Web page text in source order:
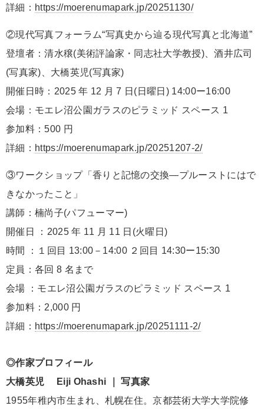
詳細： https://moerenumapark.jp/20251130/
②現代写真フォーラム“写真史から辿る現代写真と北海道”
登壇者：清水穣(美術評論家・同志社大学教授)、酒井広司
(写真家)、大橋英児(写真家)
開催日時：2025 年 12 月 7 日(日曜日) 14:00ー16:00
会場：モエレ沼公園ガラスのピラミッド スペース 1
参加料：500 円
詳細： https://moerenumapark.jp/20251207-2/
③ワークショップ「香りと記憶の交換―プルーストにはで
きなかったこと」
講師：楠尚子(パフューマー)
開催日 ：2025 年 11 月 11 日(火曜日)
時間 ：１回目 13:00－14:00 ２回目 14:30ー15:30
定員：各回 8 名まで
会場 ：モエレ沼公園ガラスのピラミッド スペース 1
参加料：2,000 円
詳細： https://moerenumapark.jp/20251111-2/
◎作家プロフィール
大橋英児 Eiji Ohashi ｜ 写真家
1955年稚内市生まれ、札幌在住。京都芸術大学大学院修